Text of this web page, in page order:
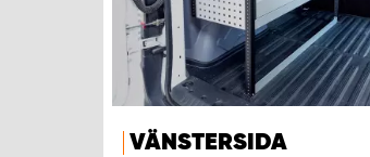
VÄNSTERSIDA